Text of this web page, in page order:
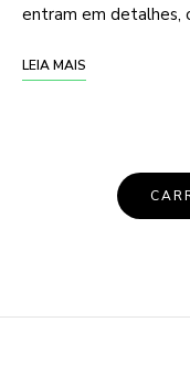
entram em detalhes,
LEIA MAIS
Navigation